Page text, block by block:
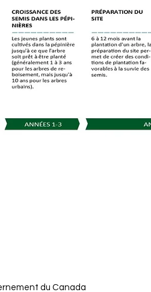
du Canada